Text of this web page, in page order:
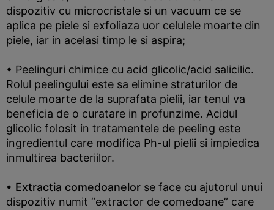
dispozitiv cu microcristale si un vacuum ce se
aplica pe piele si exfoliaza uor celulele moarte din
piele, iar in acelasi timp le si aspira;
• Peelinguri chimice cu acid glicolic/acid salicilic.
Rolul peelingului este sa elimine straturilor de
celule moarte de la suprafata pielii, iar tenul va
beneficia de o curatare in profunzime. Acidul
glicolic folosit in tratamentele de peeling este
ingredientul care modifica Ph-ul pielii si impiedica
inmultirea bacteriilor.
• Extractia comedoanelor se face cu ajutorul unui
dispozitiv numit “extractor de comedoane” care